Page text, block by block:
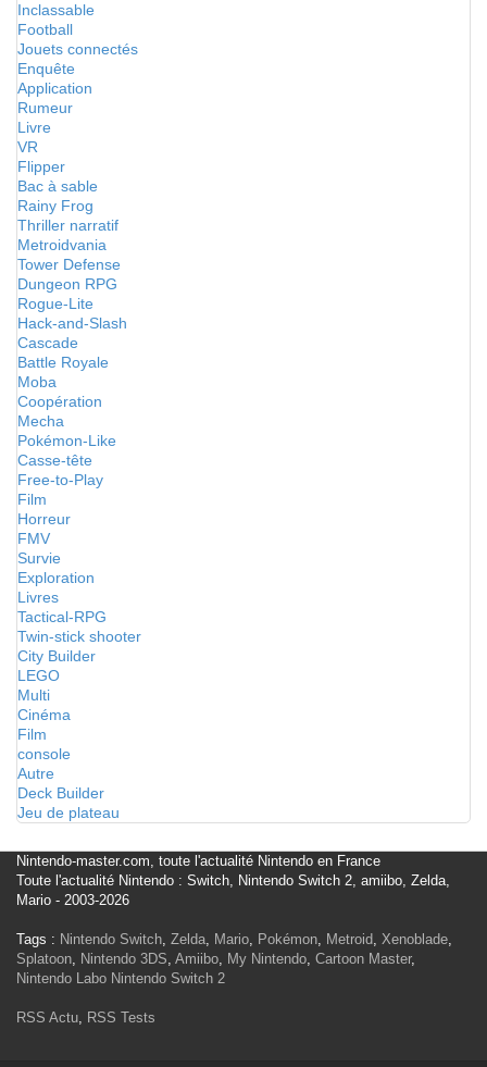
Inclassable
Football
Jouets connectés
Enquête
Application
Rumeur
Livre
VR
Flipper
Bac à sable
Rainy Frog
Thriller narratif
Metroidvania
Tower Defense
Dungeon RPG
Rogue-Lite
Hack-and-Slash
Cascade
Battle Royale
Moba
Coopération
Mecha
Pokémon-Like
Casse-tête
Free-to-Play
Film
Horreur
FMV
Survie
Exploration
Livres
Tactical-RPG
Twin-stick shooter
City Builder
LEGO
Multi
Cinéma
Film
console
Autre
Deck Builder
Jeu de plateau
Nintendo-master.com, toute l'actualité Nintendo en France
Toute l'actualité Nintendo : Switch, Nintendo Switch 2, amiibo, Zelda,
Mario - 2003-2026
Tags : Nintendo Switch, Zelda, Mario, Pokémon, Metroid, Xenoblade,
Splatoon, Nintendo 3DS, Amiibo, My Nintendo, Cartoon Master,
Nintendo Labo Nintendo Switch 2
RSS Actu, RSS Tests